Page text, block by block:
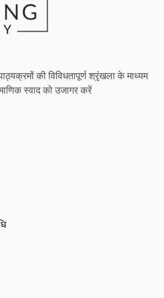
की विविधतापूर्ण श्रृंखला के माध्यम
स्वाद को उजागर करें